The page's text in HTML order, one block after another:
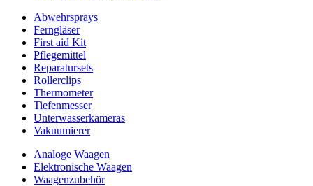
Abwehrsprays
Ferngläser
First aid Kit
Pflegemittel
Reparatursets
Rollerclips
Thermometer
Tiefenmesser
Unterwasserkameras
Vakuumierer
Analoge Waagen
Elektronische Waagen
Waagenzubehör